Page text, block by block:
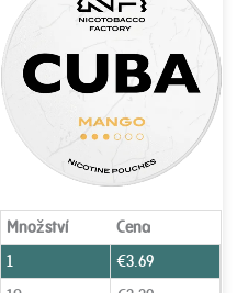
Množství
Cena
1
€3.69